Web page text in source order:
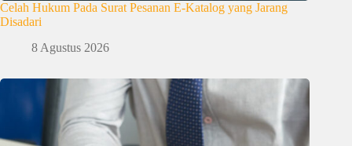
Celah Hukum Pada Surat Pesanan E-Katalog yang Jarang
Disadari
8 Agustus 2026